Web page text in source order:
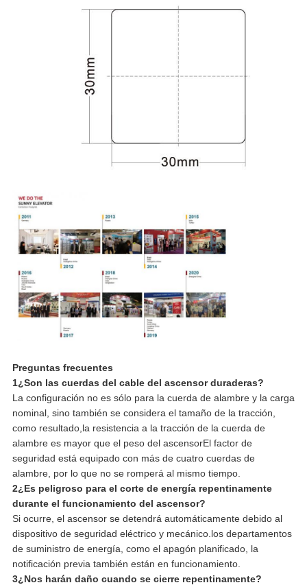
Preguntas frecuentes
1¿Son las cuerdas del cable del ascensor duraderas?
La configuración no es sólo para la cuerda de alambre y la carga
nominal, sino también se considera el tamaño de la tracción,
como resultado,la resistencia a la tracción de la cuerda de
alambre es mayor que el peso del ascensorEl factor de
seguridad está equipado con más de cuatro cuerdas de
alambre, por lo que no se romperá al mismo tiempo.
2¿Es peligroso para el corte de energía repentinamente
durante el funcionamiento del ascensor?
Si ocurre, el ascensor se detendrá automáticamente debido al
dispositivo de seguridad eléctrico y mecánico.los departamentos
de suministro de energía, como el apagón planificado, la
notificación previa también están en funcionamiento.
3¿Nos harán daño cuando se cierre repentinamente?